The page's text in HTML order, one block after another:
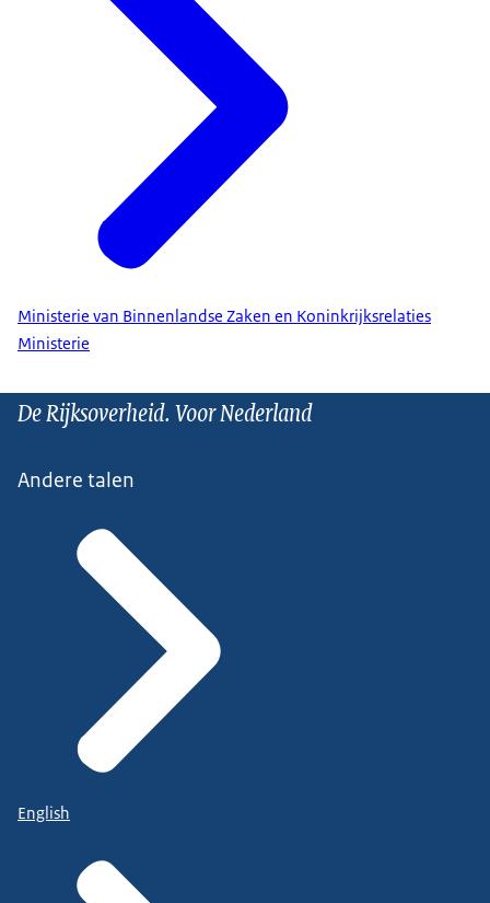
Ministerie van Binnenlandse Zaken en Koninkrijksrelaties
Ministerie
De Rijksoverheid. Voor Nederland
Andere talen
English